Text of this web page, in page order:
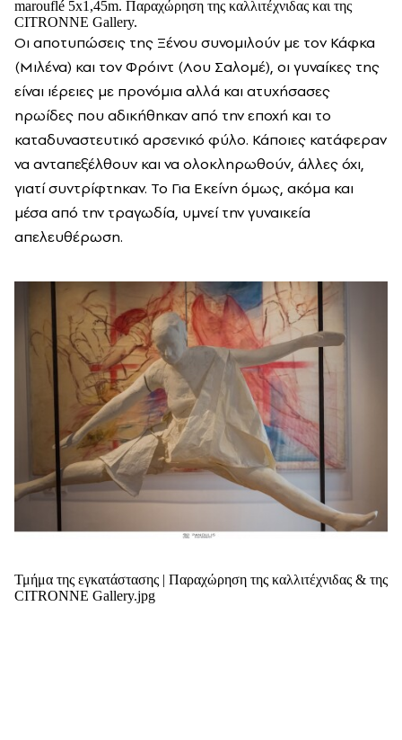
marouflé 5x1,45m. Παραχώρηση της καλλιτέχνιδας και της
CITRONNE Gallery.
Οι αποτυπώσεις της Ξένου συνομιλούν με τον Κάφκα
(Μιλένα) και τον Φρόιντ (Λου Σαλομέ), οι γυναίκες της
είναι ιέρειες με προνόμια αλλά και ατυχήσασες
ηρωίδες που αδικήθηκαν από την εποχή και το
καταδυναστευτικό αρσενικό φύλο. Κάποιες κατάφεραν
να ανταπεξέλθουν και να ολοκληρωθούν, άλλες όχι,
γιατί συντρίφτηκαν. Το Για Εκείνη όμως, ακόμα και
μέσα από την τραγωδία, υμνεί την γυναικεία
απελευθέρωση.
Τμήμα της εγκατάστασης | Παραχώρηση της καλλιτέχνιδας & της
CITRONNE Gallery.jpg